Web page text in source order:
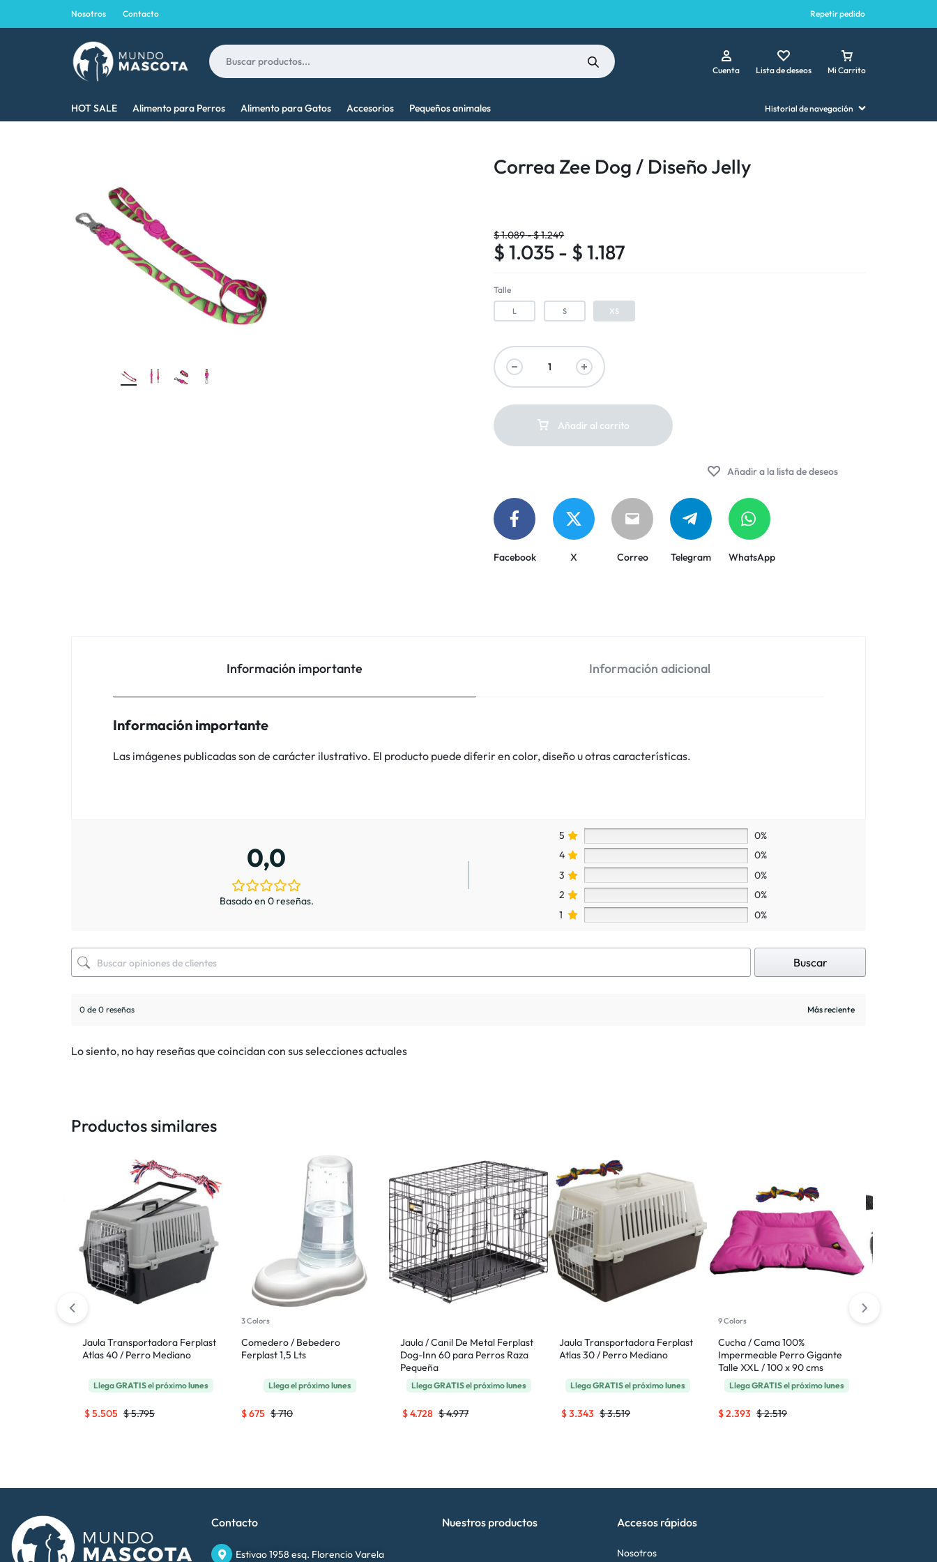
Nosotros Contacto Repetir pedido
MASCOTA
MEJOR
MASCOTA
Cuenta Lista de deseos Mi Carrito
HOT SALE Alimento para Perros Alimento para Gatos Accesorios Pequeños animales Historial de navegación
Correa Zee Dog / Diseño Jelly
$1.089-$1.249
$ 1.035 - $ 1.187
Talle
L S XS
Añadir al carrito
Añadir a la lista de deseos
Facebook X Correo Telegram WhatsApp
Información importante Información adicional
Información importante
Las imágenes publicadas son de carácter ilustrativo. El producto puede diferir en color, diseño u otras características.
0,0
Basado en 0 reseñas.
5
0%
4
0%
3
0%
2
0%
1
0%
Buscar
0 de 0 reseñas
Lo siento, no hay reseñas que coincidan con sus selecciones actuales
Productos similares
Jaula Transportadora Ferplast
Atlas 40 / Perro Mediano
LlegaGRATISel próximolunes
$5.795
$5.505
3 Colors
Comedero / Bebedero
Ferplast 1,5 Lts
Llega el próximolunes
$710
$675
Jaula / Canil De Metal Ferplast
Dog-Inn 60 para Perros Raza
Pequeña
LlegaGRATISel próximolunes
$4.977
$4.728
Jaula Transportadora Ferplast
Atlas 30 / Perro Mediano
LlegaGRATISel próximolunes
$3.519
$3.343
9 Colors
Cucha / Cama 100%
Impermeable Perro Gigante
Talle XXL / 100 x 90 cms
LlegaGRATISel próximolunes
$2.519
$2.393
Contacto
Estivao 1958 esq. Florencio Varela
Nuestros productos Accesos rápidos
Nosotros